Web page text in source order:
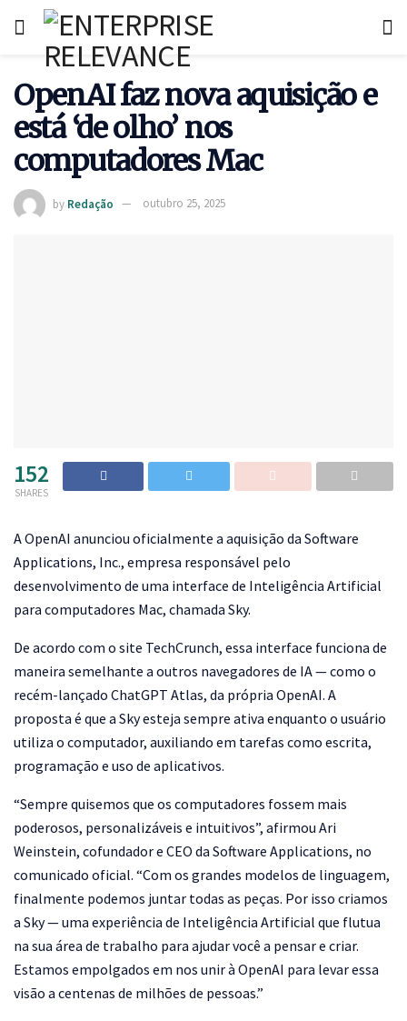
OpenAI faz nova aquisição e
está ‘de olho’ nos
computadores Mac
by Redação outubro 25, 2025
152
SHARES
AOpenAI anunciou oficialmente a aquisição da Software
Applications, Inc., empresa responsável pelo
desenvolvimento de uma interface de Inteligência Artificial
para computadores Mac, chamada Sky.
De acordo com o site TechCrunch, essa interface funciona de
maneira semelhante a outros navegadores de IA — como o
recém-lançado ChatGPT Atlas, da própria OpenAI. A
proposta é que a Sky esteja sempre ativa enquanto o usuário
utiliza o computador, auxiliando em tarefas como escrita,
programação e uso de aplicativos.
“Sempre quisemos que os computadores fossem mais
poderosos, personalizáveis e intuitivos”, afirmou Ari
Weinstein, cofundador e CEO da Software Applications, no
comunicado oficial. “Com os grandes modelos de linguagem,
finalmente podemos juntar todas as peças. Por isso criamos
a Sky — uma experiência de Inteligência Artificial que flutua
na sua área de trabalho para ajudar você a pensar e criar.
Estamos empolgados em nos unir à OpenAI para levar essa
visão a centenas de milhões de pessoas.”